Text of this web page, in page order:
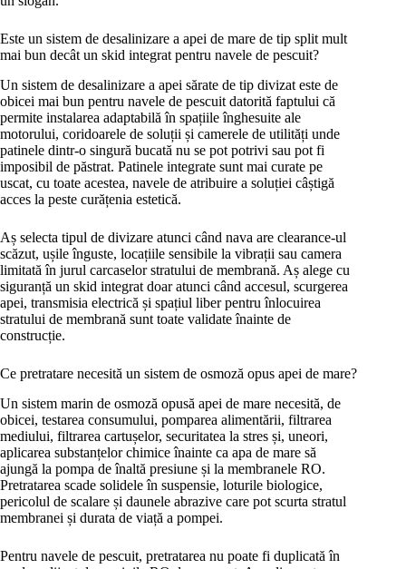
Este un sistem de desalinizare a apei de mare de tip split mult
mai bun decât un skid integrat pentru navele de pescuit?
Un sistem de desalinizare a apei sărate de tip divizat este de
obicei mai bun pentru navele de pescuit datorită faptului că
permite instalarea adaptabilă în spațiile înghesuite ale
motorului, coridoarele de soluții și camerele de utilități unde
patinele dintr-o singură bucată nu se pot potrivi sau pot fi
imposibil de păstrat. Patinele integrate sunt mai curate pe
uscat, cu toate acestea, navele de atribuire a soluției câștigă
acces la peste curățenia estetică.
Aș selecta tipul de divizare atunci când nava are clearance-ul
scăzut, ușile înguste, locațiile sensibile la vibrații sau camera
limitată în jurul carcaselor stratului de membrană. Aș alege cu
siguranță un skid integrat doar atunci când accesul, scurgerea
apei, transmisia electrică și spațiul liber pentru înlocuirea
stratului de membrană sunt toate validate înainte de
construcție.
Ce pretratare necesită un sistem de osmoză opus apei de mare?
Un sistem marin de osmoză opusă apei de mare necesită, de
obicei, testarea consumului, pomparea alimentării, filtrarea
mediului, filtrarea cartușelor, securitatea la stres și, uneori,
aplicarea substanțelor chimice înainte ca apa de mare să
ajungă la pompa de înaltă presiune și la membranele RO.
Pretratarea scade solidele în suspensie, loturile biologice,
pericolul de scalare și daunele abrazive care pot scurta stratul
membranei și durata de viață a pompei.
Pentru navele de pescuit, pretratarea nu poate fi duplicată în